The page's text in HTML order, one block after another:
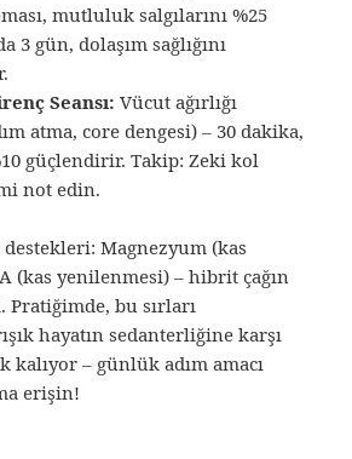
mutluluk salgılarını %25
3 gün, dolaşım sağlığını
Seansı: Vücut ağırlığı
atma, core dengesi) – 30 dakika,
güçlendirir. Takip: Zeki kol
not edin.
Magnezyum (kas
(kas yenilenmesi) – hibrit çağın
bu sırları
hayatın sedanterliğine karşı
kalıyor – günlük adım amacı
erişin!